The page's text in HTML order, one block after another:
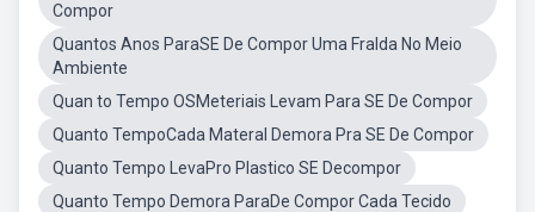
Compor
Quantos Anos ParaSE De Compor Uma Fralda No Meio
Ambiente
Quan to Tempo OSMeteriais Levam Para SE De Compor
Quanto TempoCada Materal Demora Pra SE De Compor
Quanto Tempo LevaPro Plastico SE Decompor
Quanto Tempo Demora ParaDe Compor Cada Tecido